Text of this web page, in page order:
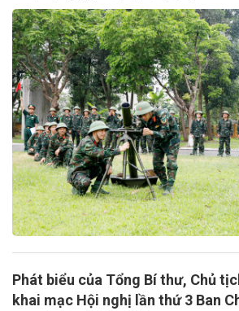
Phát biểu của Tổng Bí thư, Chủ
khai mạc Hội nghị lần thứ 3 Ban